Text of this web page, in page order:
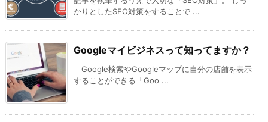
かりとしたSEO対策をすることで ...
Googleマイビジネスって知ってますか？
Google検索やGoogleマップに自分の店舗を表示
することができる「Goo ...